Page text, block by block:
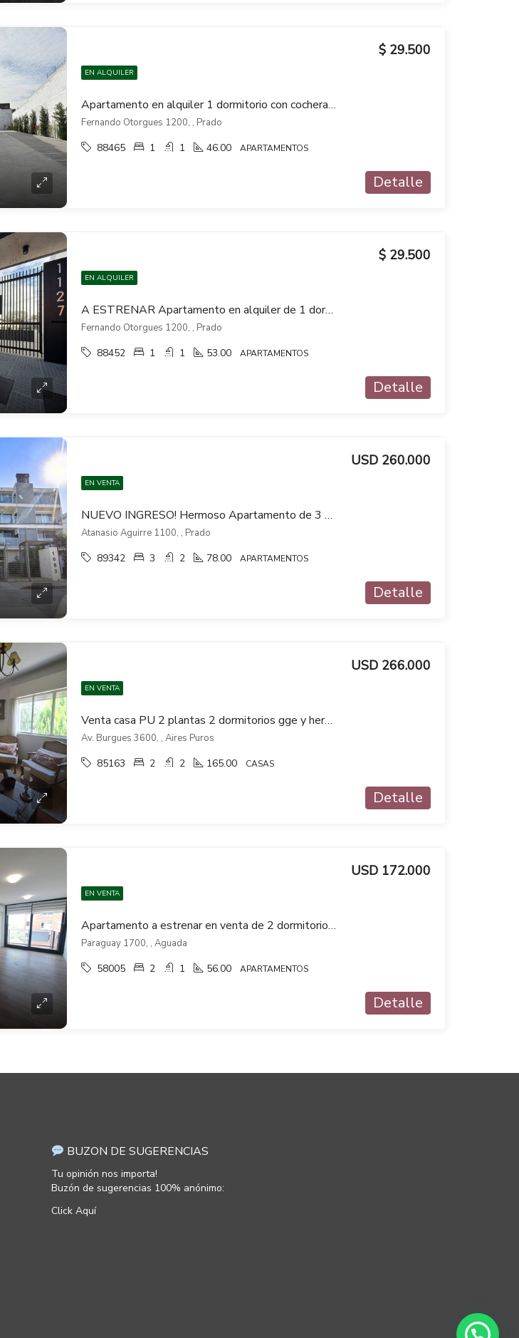
EN ALQUILER
Apartamento en alquiler 1 dormitorio con cochera A ESTRENAR en RANDA Prado
$ 29.500
Fernando Otorgues 1200, , Prado
88465 1 1 46.00 APARTAMENTOS
Detalle
EN ALQUILER
A ESTRENAR Apartamento en alquiler de 1 dormitorio con cochera en RANDA – Prado
$ 29.500
Fernando Otorgues 1200, , Prado
88452 1 1 53.00 APARTAMENTOS
Detalle
EN VENTA
NUEVO INGRESO! Hermoso Apartamento de 3 dorm 2 baños y doble cochera – Prado Sur
USD 260.000
Atanasio Aguirre 1100, , Prado
89342 3 2 78.00 APARTAMENTOS
Detalle
EN VENTA
Venta casa PU 2 plantas 2 dormitorios gge y hermoso fondo verde con parrillero
USD 266.000
Av. Burgues 3600, , Aires Puros
85163 2 2 165.00 CASAS
Detalle
EN VENTA
Apartamento a estrenar en venta de 2 dormitorios semi equipado en Aguada
USD 172.000
Paraguay 1700, , Aguada
58005 2 1 56.00 APARTAMENTOS
Detalle
BUZON DE SUGERENCIAS
Tu opinión nos importa!
Buzón de sugerencias 100% anónimo:
Click Aquí